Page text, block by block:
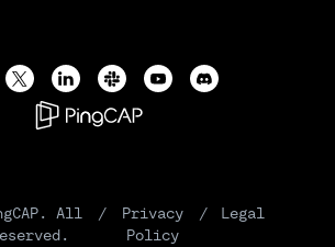
All
/
Privacy
Policy
/ Legal